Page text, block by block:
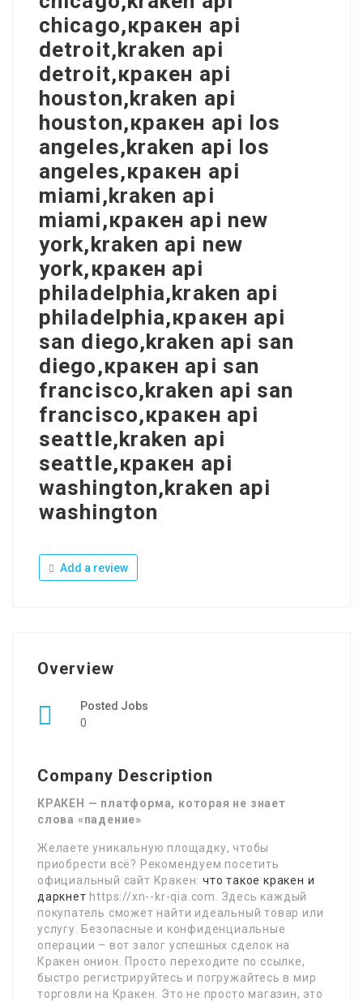
chicago,кракен api
detroit,kraken api
detroit,кракен api
houston,kraken api
houston,кракен api los
angeles,kraken api los
angeles,кракен api
miami,kraken api
miami,кракен api new
york,kraken api new
york,кракен api
philadelphia,kraken api
philadelphia,кракен api
san diego,kraken api san
diego,кракен api san
francisco,kraken api san
francisco,кракен api
seattle,kraken api
seattle,кракен api
washington,kraken api
washington
Add a review
Overview
Posted Jobs
0
Company Description
КРАКЕН — платформа, которая не знает
слова «падение»
Желаете уникальную площадку, чтобы
приобрести всё? Рекомендуем посетить
официальный сайт Кракен:что такое кракен и
даркнет https://xn--kr-qia.com. Здесь каждый
покупатель сможет найти идеальный товар или
услугу. Безопасные и конфиденциальные
операции – вот залог успешных сделок на
Кракен онион. Просто переходите по ссылке,
быстро регистрируйтесь и погружайтесь в мир
торговли на Кракен. Это не просто магазин, это